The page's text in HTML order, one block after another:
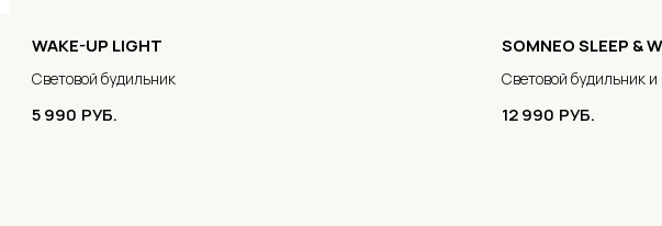
WAKE-UP LIGHT
Световой будильник
5 990 РУБ.
SOMNEO SLEEP &
Световой будильник
12 990 РУБ.